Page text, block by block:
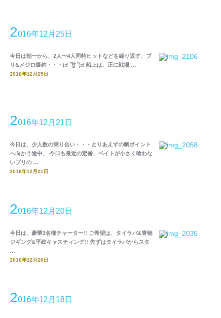
2016年12月25日
今日は朝一から、2人〜4人同時ヒットなどを繰り返す、ブ
リ&メジロ爆釣・・・(☝︎ ՞ਊ ՞)☝︎ 船上は、正に戦場 …
2016年12月25日
2016年12月21日
今日は、少人数の乗り合い・・・とりあえずの鯛ポイント
へ向かう途中、 今日も最近の定番、ベイトが小さく喰わな
いブリの …
2016年12月21日
2016年12月20日
今日は、豪華3名様チャーター!! ご希望は、タイラバ&青物
ジギング&平政キャスティング!! 先ずはタイラバからスタ
…
2016年12月20日
2016年12月18日